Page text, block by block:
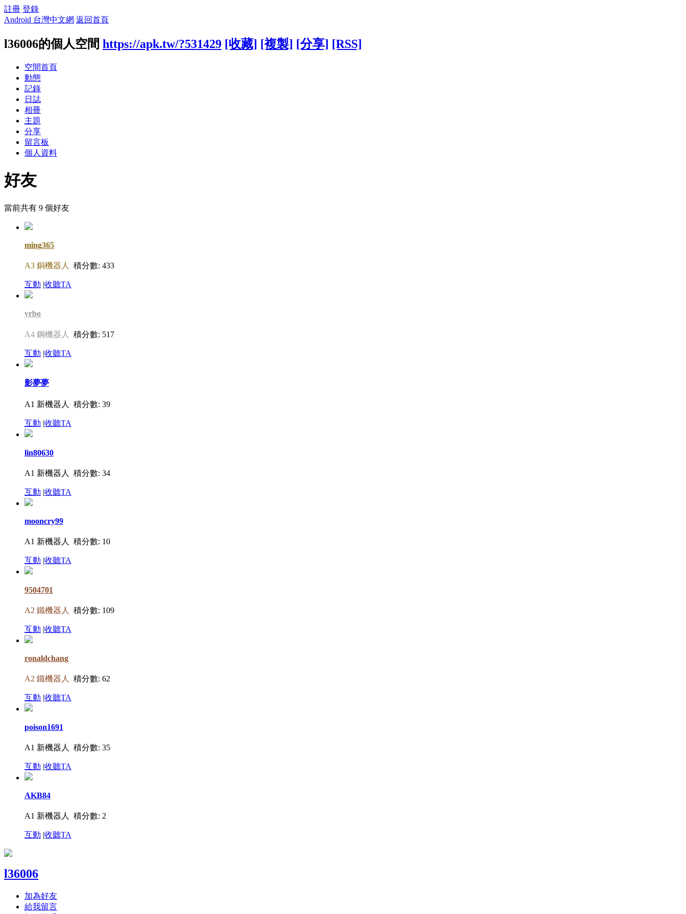
註冊 登錄
Android 台灣中文網 返回首頁
l36006的個人空間 https://apk.tw/?531429 [收藏] [複製] [分享] [RSS]
空間首頁
動態
記錄
日誌
相冊
主題
分享
留言板
個人資料
好友
當前共有 9 個好友
ming365
A3 銅機器人 積分數: 433
互動 |收聽TA
yrbo
A4 鋼機器人 積分數: 517
互動 |收聽TA
影夢夢
A1 新機器人 積分數: 39
互動 |收聽TA
lin80630
A1 新機器人 積分數: 34
互動 |收聽TA
mooncry99
A1 新機器人 積分數: 10
互動 |收聽TA
9504701
A2 鐵機器人 積分數: 109
互動 |收聽TA
ronaldchang
A2 鐵機器人 積分數: 62
互動 |收聽TA
poison1691
A1 新機器人 積分數: 35
互動 |收聽TA
AKB84
A1 新機器人 積分數: 2
互動 收聽TA
l36006
加為好友
給我留言